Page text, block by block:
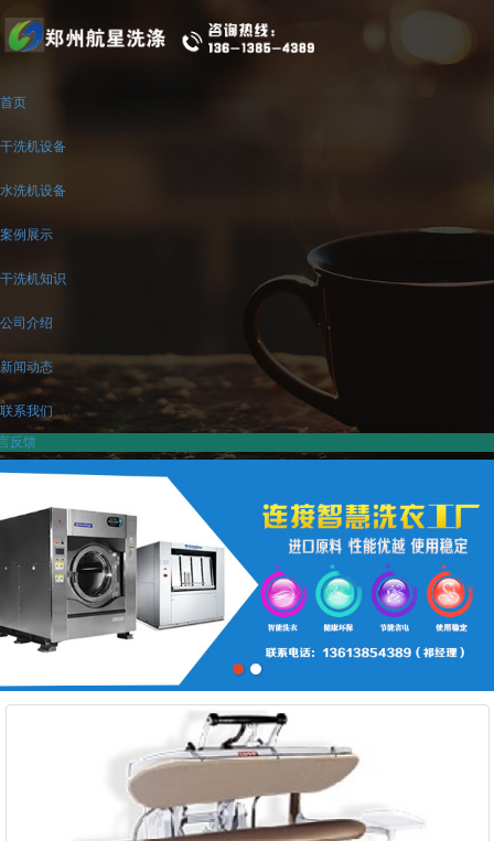
首页
干洗机设备
水洗机设备
案例展示
干洗机知识
公司介绍
新闻动态
联系我们
反馈